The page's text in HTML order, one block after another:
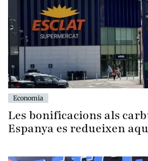
Economia
Les bonificacions als
Espanya es redueixen